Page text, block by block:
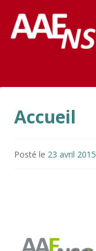
AAE-ENSG
Accueil
Posté le 23 avril 2015